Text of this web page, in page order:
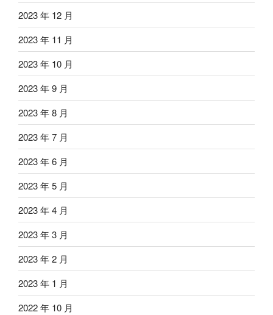
2023 年 12 月
2023 年 11 月
2023 年 10 月
2023 年 9 月
2023 年 8 月
2023 年 7 月
2023 年 6 月
2023 年 5 月
2023 年 4 月
2023 年 3 月
2023 年 2 月
2023 年 1 月
2022 年 10 月